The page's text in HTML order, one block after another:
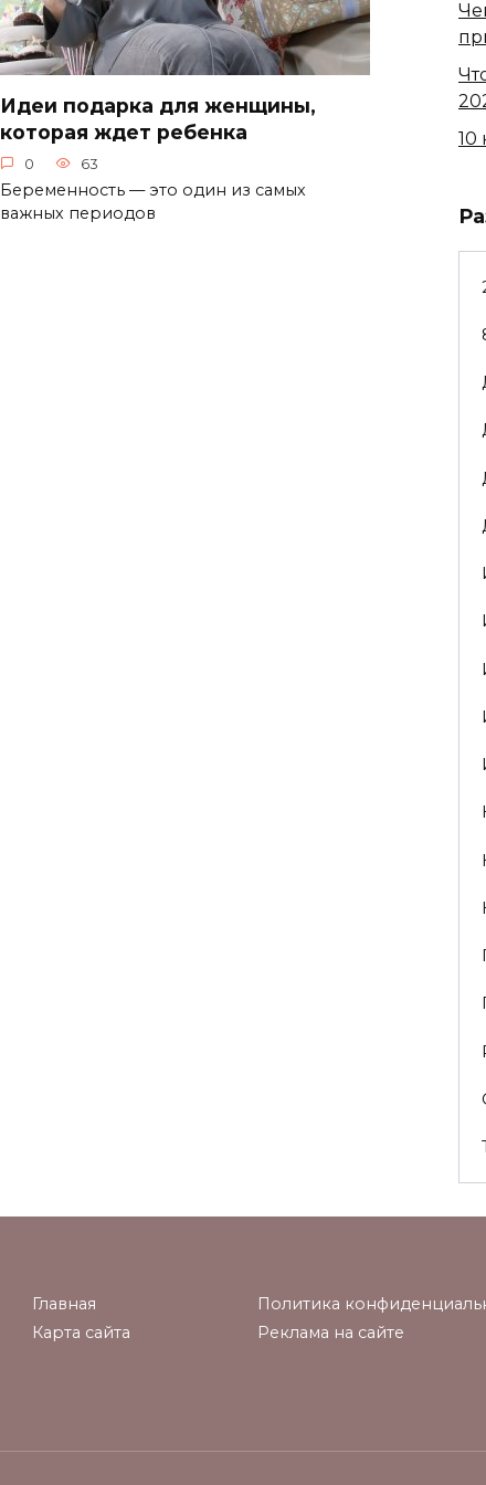
Идеи подарка для женщины,
которая ждет ребенка
0 63
Беременность — это один из самых
важных периодов
10
Главная
Карта сайта
Политика
Реклама на сайте